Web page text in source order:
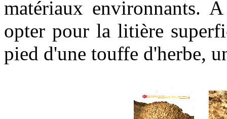
matériaux environnants.
opter pour la litière
pied d'une touffe d'herbe,